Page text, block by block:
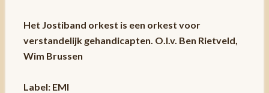
Het Jostiband orkest is een orkest voor
verstandelijk gehandicapten. O.l.v. Ben Rietveld,
Wim Brussen
Label: EMI